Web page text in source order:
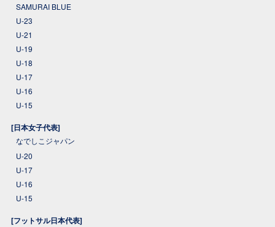
SAMURAI BLUE
U-23
U-21
U-19
U-18
U-17
U-16
U-15
[日本女子代表]
なでしこジャパン
U-20
U-17
U-16
U-15
[フットサル日本代表]